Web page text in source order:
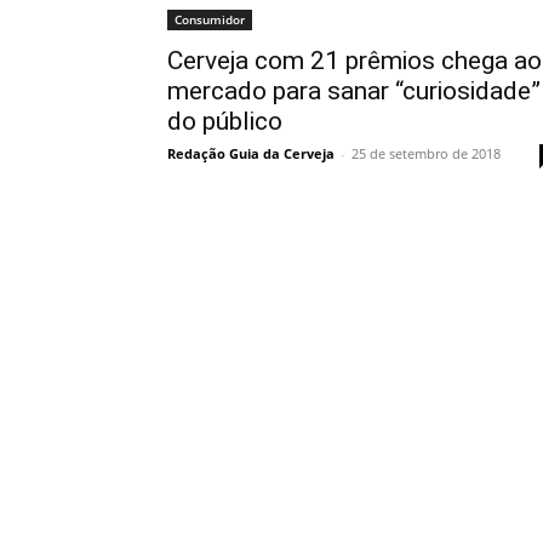
Consumidor
Cerveja com 21 prêmios chega ao
mercado para sanar “curiosidade”
do público
Redação Guia da Cerveja - 25 de setembro de 2018